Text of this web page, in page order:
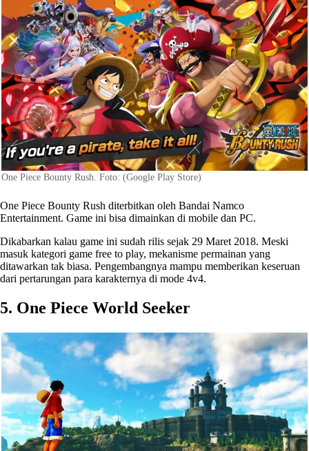
One Piece Bounty Rush. Foto: (Google Play Store)
One Piece Bounty Rush diterbitkan oleh Bandai Namco
Entertainment. Game ini bisa dimainkan di mobile dan PC.
Dikabarkan kalau game ini sudah rilis sejak 29 Maret 2018. Meski
masuk kategori game free to play, mekanisme permainan yang
ditawarkan tak biasa. Pengembangnya mampu memberikan keseruan
dari pertarungan para karakternya di mode 4v4.
5. One Piece World Seeker